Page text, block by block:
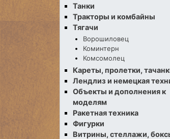
Танки
Тракторы и комбайны
Тягачи
Ворошиловец
Коминтерн
Комсомолец
Кареты, пролетки,
Лендлиз и немецкая
Объекты и дополнения к
моделям
Ракетная техника
Фигурки
Витрины, стеллажи,